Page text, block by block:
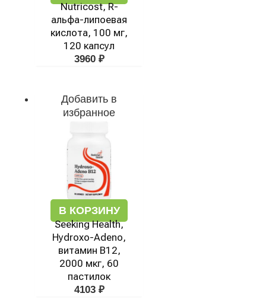
Nutricost, R-
альфа-липоевая
кислота, 100 мг,
120 капсул
3960 ₽
Добавить в
избранное
В КОРЗИНУ
Seeking Health,
Hydroxo-Adeno,
витамин B12,
2000 мкг, 60
пастилок
4103 ₽